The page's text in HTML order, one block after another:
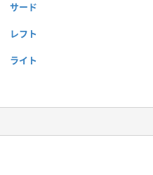
サード
レフト
ライト